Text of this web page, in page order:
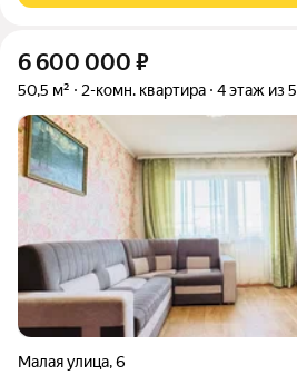
6 600 000 ₽
50,5 м² 2-комн. квартира 4 этаж из 5
Малая улица,6